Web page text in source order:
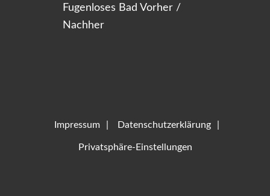
Fugenloses Bad Vorher /
Nachher
Impressum Datenschutzerklärung
Privatsphäre-Einstellungen